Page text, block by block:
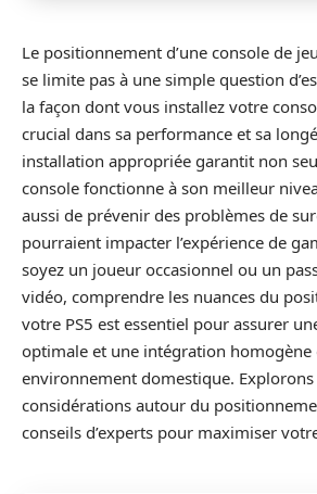
Le positionnement d’une console de
se limite pas à une simple question
la façon dont vous installez votre
crucial dans sa performance et sa
installation appropriée garantit non
console fonctionne à son meilleur
aussi de prévenir des problèmes de
pourraient impacter l’expérience de
soyez un joueur occasionnel ou un
vidéo, comprendre les nuances du
votre PS5 est essentiel pour assurer
optimale et une intégration homogène
environnement domestique.
considérations autour du
conseils d’experts pour maximiser